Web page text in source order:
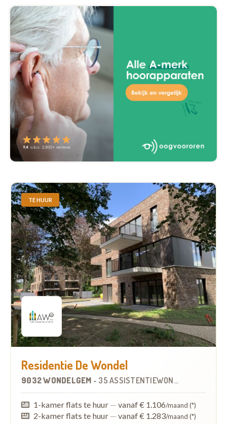
TE HUUR
Residentie De Wondel
9032 WONDELGEM - 35 ASSISTENTIEWONINGEN
1-kamer flats te huur — vanaf € 1.106/maand (*)
2-kamer flats te huur — vanaf € 1.283/maand (*)